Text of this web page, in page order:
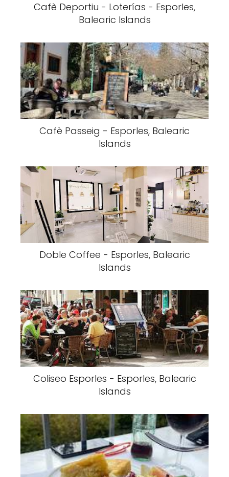
Cafè Deportiu - Loterías - Esporles,
Balearic Islands
Cafè Passeig - Esporles, Balearic
Islands
Doble Coffee - Esporles, Balearic
Islands
Coliseo Esporles - Esporles, Balearic
Islands